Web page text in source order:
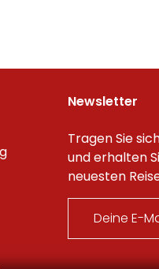
Newsletter
Tragen Sie
und erhalten
neuesten